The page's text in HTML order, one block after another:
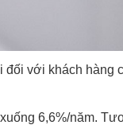
đối với khách hàng
6,6%/năm.